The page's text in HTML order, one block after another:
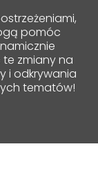
pomóc
te zmiany na
i odkrywania
tematów!